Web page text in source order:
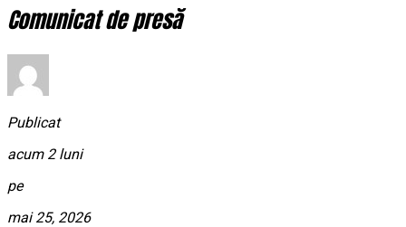
Comunicat de presă
Publicat
acum 2 luni
pe
mai 25, 2026